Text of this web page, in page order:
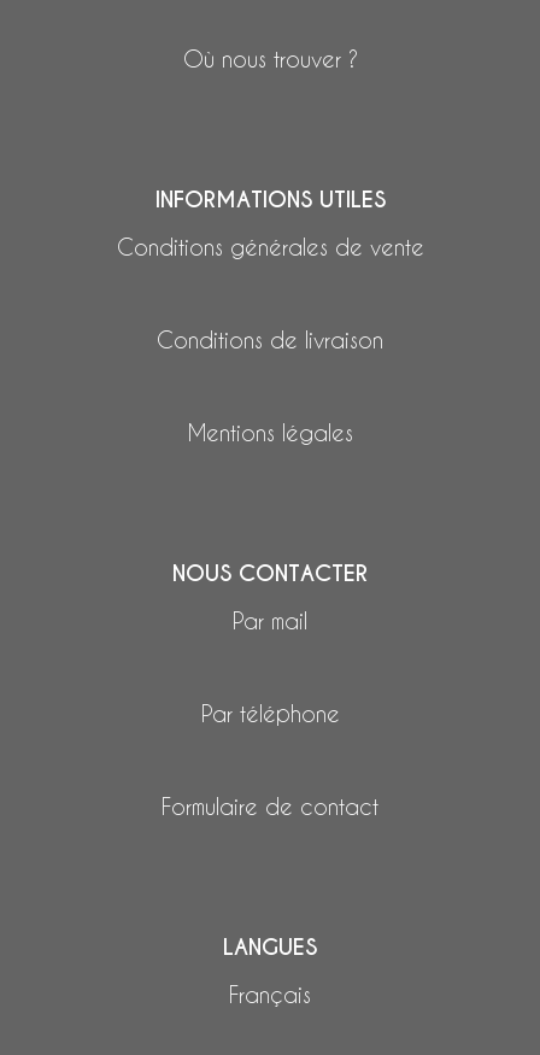
Où nous trouver ?
INFORMATIONS UTILES
Conditions générales de vente
Conditions de livraison
Mentions légales
NOUS CONTACTER
Par mail
Par téléphone
Formulaire de contact
LANGUES
Français